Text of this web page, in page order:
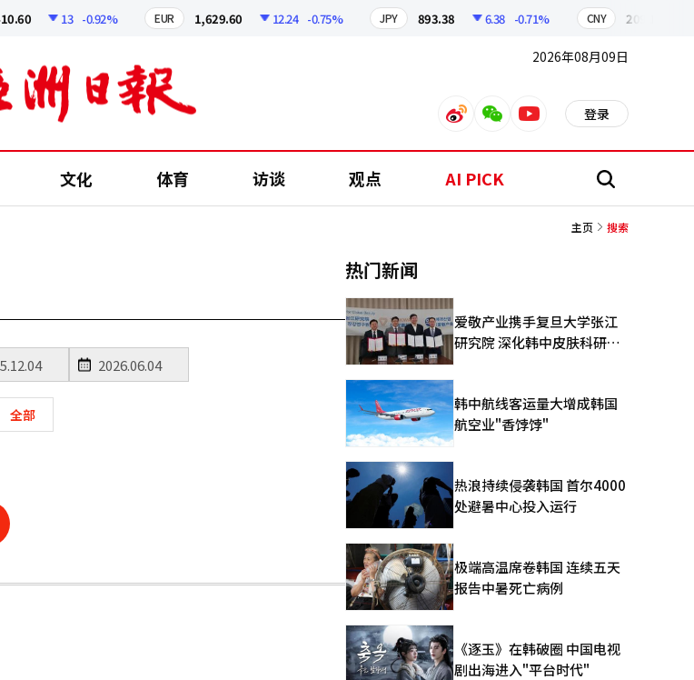
13 -0.92% EUR 1,629.60 12.24 -0.75% JPY 893.38 6.38 -0.71% CNY 209.17
2026年08月09日
weiboweixinyoutube 登录
文化 体育 访谈 观点 AI PICK 搜
主页 搜索
全部
热门新闻
爱敬产业携手复旦大学张江
研究院 深化韩中皮肤科研合
韩中航线客运量大增成韩国
航空业"香饽饽"
热浪持续侵袭韩国 首尔4000
处避暑中心投入运行
极端高温席卷韩国 连续五天
报告中暑死亡病例
《逐玉》在韩破圈 中国电视
剧出海进入"平台时代"